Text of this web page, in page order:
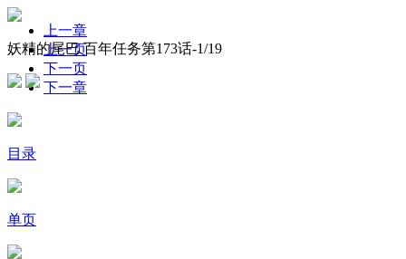
妖精的尾巴 百年任务第173话-1/19
上一章
上一页
下一页
下一章
目录
单页